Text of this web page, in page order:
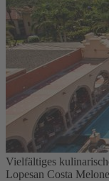
Vielfältiges
Lopesan Costa